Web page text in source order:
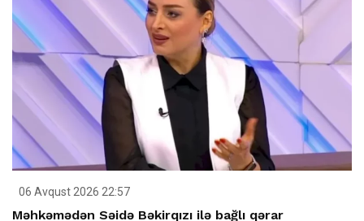
06 Avqust 2026 22:57
Məhkəmədən Səidə Bəkirqızı ilə bağlı qərar